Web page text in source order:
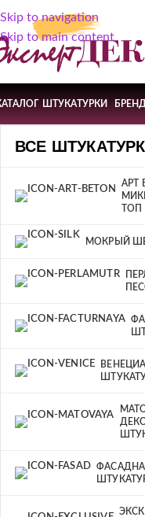
Skip to navigation
Skip to main content
ШТУКАТУРКИ
ВСЕ
АРТ
ТОП
МОКРЫЙ